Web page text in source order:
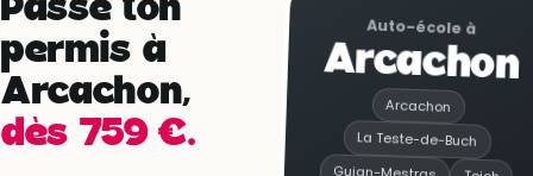
Passe ton
permis à
Arcachon,
dès 759 €.
Auto-école à
Arcachon
Arcachon
La Teste-de-Buch